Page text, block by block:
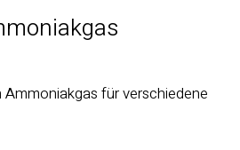
für verschiedene